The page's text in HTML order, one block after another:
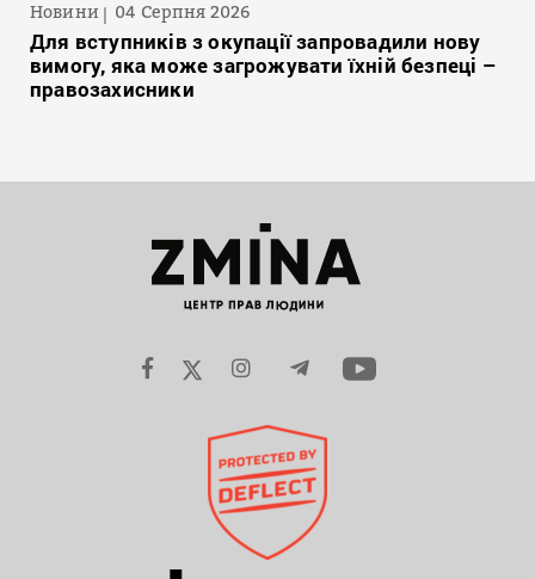
Новини 04 Серпня 2026
Для вступників з окупації запровадили нову
вимогу, яка може загрожувати їхній безпеці –
правозахисники